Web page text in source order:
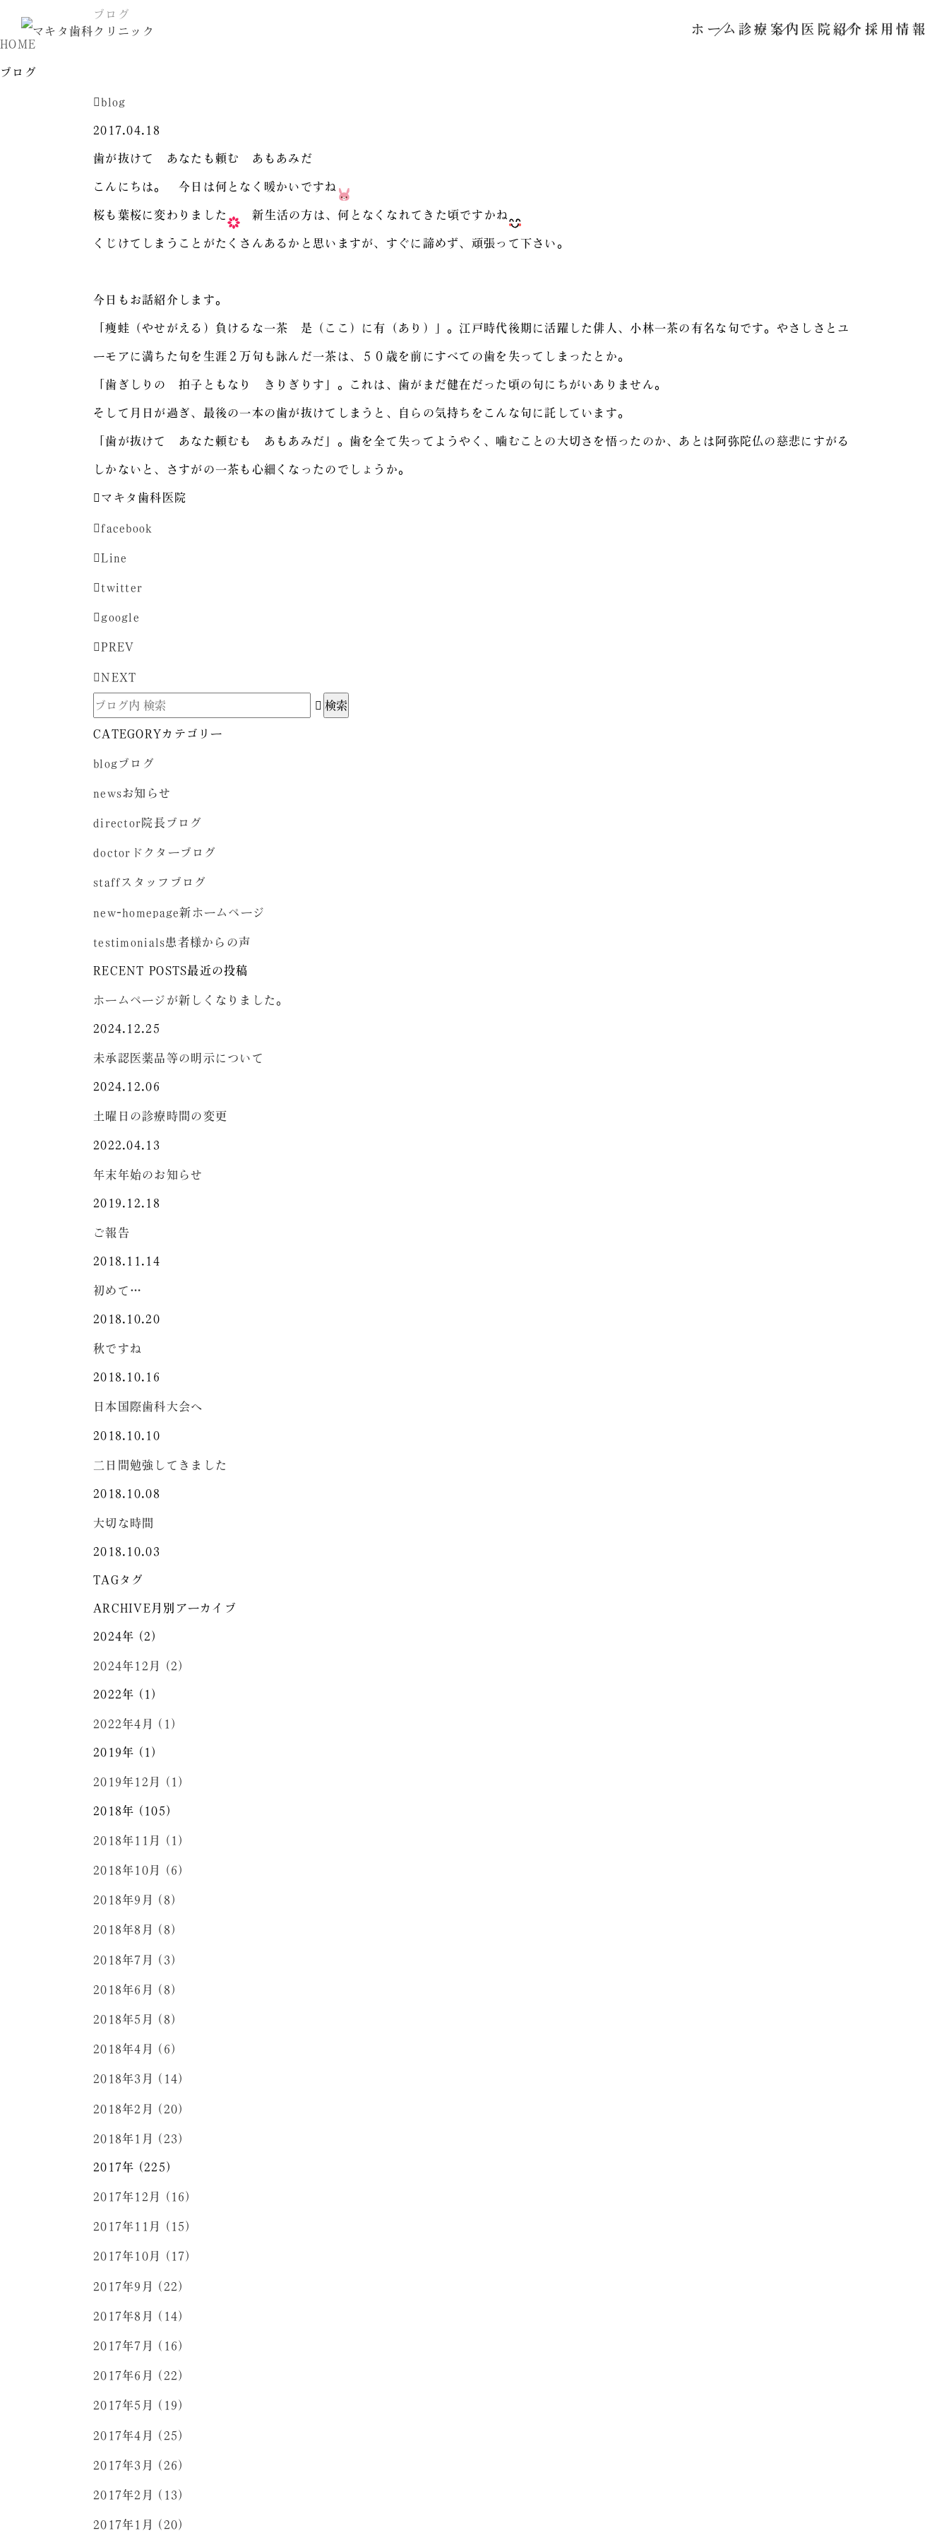
ホーム診療案内 医院紹介 採用情報
ブログ
HOME
ブログ
blog
2017.04.18
歯が抜けて あなたも頼む あもあみだ
こんにちは。 今日は何となく暖かいですね
桜も葉桜に変わりました 新生活の方は、何となくなれてきた頃ですかね
くじけてしまうことがたくさんあるかと思いますが、すぐに諦めず、頑張って下さい。
今日もお話紹介します。
「痩蛙（やせがえる）負けるな一茶 是（ここ）に有（あり）」。江戸時代後期に活躍した俳人、小林一茶の有名な句です。やさしさとユ
ーモアに満ちた句を生涯２万句も詠んだ一茶は、５０歳を前にすべての歯を失ってしまったとか。
「歯ぎしりの 拍子ともなり きりぎりす」。これは、歯がまだ健在だった頃の句にちがいありません。
そして月日が過ぎ、最後の一本の歯が抜けてしまうと、自らの気持ちをこんな句に託しています。
「歯が抜けて あなた頼むも あもあみだ」。歯を全て失ってようやく、噛むことの大切さを悟ったのか、あとは阿弥陀仏の慈悲にすがる
しかないと、さすがの一茶も心細くなったのでしょうか。
マキタ歯科医院
facebook
Line
twitter
google
PREV
NEXT
CATEGORYカテゴリー
blogブログ
newsお知らせ
director 院長ブログ
doctor ドクターブログ
staff スタッフブログ
new-homepage新ホームページ
testimonials患者様からの声
RECENT POSTS最近の投稿
ホームページが新しくなりました。
2024.12.25
未承認医薬品等の明示について
2024.12.06
土曜日の診療時間の変更
2022.04.13
年末年始のお知らせ
2019.12.18
ご報告
2018.11.14
初めて…
2018.10.20
秋ですね
2018.10.16
日本国際歯科大会へ
2018.10.10
二日間勉強してきました
2018.10.08
大切な時間
2018.10.03
TAGタグ
ARCHIVE 月別アーカイブ
2024年 (2)
2024年12月 (2)
2022年 (1)
2022年4月 (1)
2019年 (1)
2019年12月 (1)
2018年 (105)
2018年11月 (1)
2018年10月 (6)
2018年9月 (8)
2018年8月 (8)
2018年7月 (3)
2018年6月 (8)
2018年5月 (8)
2018年4月 (6)
2018年3月 (14)
2018年2月 (20)
2018年1月 (23)
2017年 (225)
2017年12月 (16)
2017年11月 (15)
2017年10月 (17)
2017年9月 (22)
2017年8月 (14)
2017年7月 (16)
2017年6月 (22)
2017年5月 (19)
2017年4月 (25)
2017年3月 (26)
2017年2月 (13)
2017年1月 (20)